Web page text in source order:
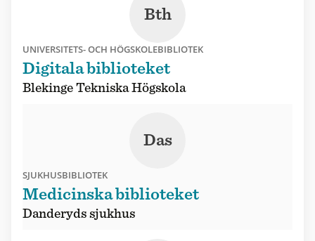
Bth
UNIVERSITETS- OCH HÖGSKOLEBIBLIOTEK
Digitala biblioteket
Blekinge Tekniska Högskola
Das
SJUKHUSBIBLIOTEK
Medicinska biblioteket
Danderyds sjukhus